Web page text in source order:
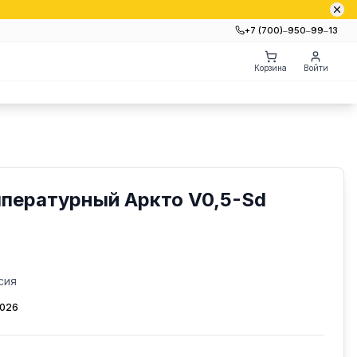
+7 (700)‒950‒99‒13
Корзина Войти
Аркто V0,5-Sd